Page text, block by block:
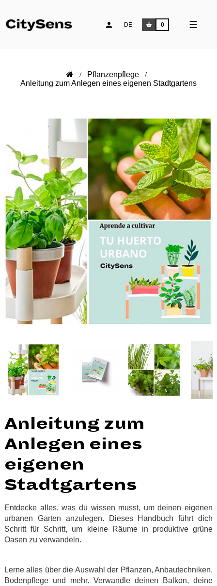
☰
DE 0
Pflanzenpflege
Anleitung zum Anlegen eines eigenen Stadtgartens
Anleitung zum
Anlegen eines
eigenen
Stadtgartens
Entdecke alles, was du wissen musst, um deinen eigenen
urbanen Garten anzulegen. Dieses Handbuch führt dich
Schritt für Schritt, um kleine Räume in produktive grüne
Oasen zu verwandeln.
Lerne alles über die Auswahl der Pflanzen, Anbautechniken,
Bodenpflege und mehr. Verwandle deinen Balkon, deine